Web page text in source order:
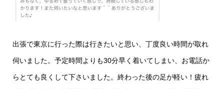
出張で東京に行った際は行きたいと思い、丁度良い時間が取れ
伺いました。予定時間よりも30分早く着いてしまい、お電話か
らとても良くして下さいました。終わった後の足が軽い！疲れ